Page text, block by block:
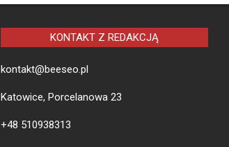
KONTAKT Z REDAKCJĄ
kontakt@beeseo.pl
Katowice, Porcelanowa 23
+48 510938313